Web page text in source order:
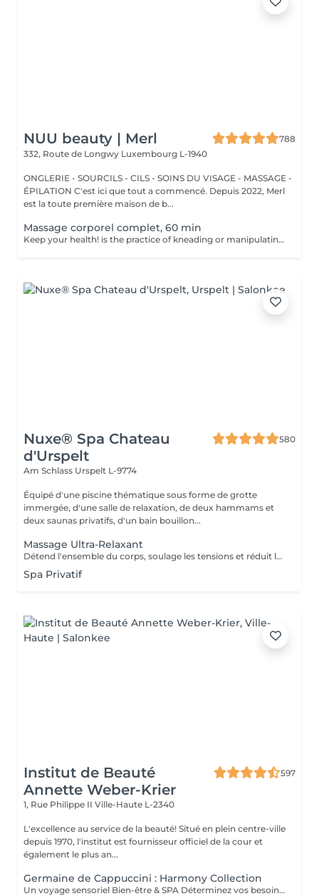
NUU beauty | Merl
788
332, Route de Longwy Luxembourg L-1940
ONGLERIE - SOURCILS - CILS - SOINS DU VISAGE - MASSAGE -
ÉPILATION C'est ici que tout a commencé. Depuis 2022, Merl
est la toute première maison de b...
Massage corporel complet, 60 min
Keep your health! is the practice of kneading or manipulating a person's muscles and other soft-tissue in order to reduce stress, reduce muscle pain, increase relaxation and improve the work of the immune system. Benefits of getting a full body massage: - reduces stress - relaxing - improves blood circulation - improves body immune system How is full body massage done? - head and neck are massaged - shoulders and back are massaged - hands and arms are massaged - feet and legs are massaged - belly is massaged Age restrictions: there are no age restrictions for this procedure. Post procedure recommendations: do not do sport and any sharp movements 2-3 hours after the procedure. Frequency: 1-2 times per week, 10 times in total. Repeat once in 3-6 months.
Nuxe® Spa Chateau
d'Urspelt
580
Am Schlass Urspelt L-9774
Équipé d'une piscine thématique sous forme de grotte
immergée, d'une salle de relaxation, de deux hammams et
deux saunas privatifs, d'un bain bouillon...
Massage Ultra-Relaxant
Détend l'ensemble du corps, soulage les tensions et réduit le stress grâce à une succession de manuvres douces et enveloppantes. Un moment de pure relaxation.
Spa Privatif
Institut de Beauté
Annette Weber-Krier
597
1, Rue Philippe II Ville-Haute L-2340
L'excellence au service de la beauté! Situé en plein centre-ville
depuis 1970, l'institut est fournisseur officiel de la cour et
également le plus an...
Germaine de Cappuccini : Harmony Collection
Un voyage sensoriel Bien-être & SPA Déterminez vos besoins à l'aide des 4 huiles essentielles ACTIMOOD.Pure sensation- Balance sensation- Zen sensation- Power sensation Exfoliation du corps -massage du corps- massage du cuir chevelu si souhaité- Laissez-vous emporter dans un voyage sensoriel grâce à un soin corporel adapté à vos besoins.